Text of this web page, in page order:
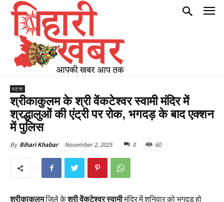
पटना
श्रीकाकुलम के श्री वेंकटेश्वर स्वामी मंदिर में
श्रद्धालुओं की एंट्री पर रोक, भगदड़ के बाद एक्शन
में पुलिस
By Bihari Khabar November 2, 2025 0 60
श्रीकाकुलमजिले केश्री वेंकटेश्वर स्वामीमंदिर में शनिवार को भगदड़ हो